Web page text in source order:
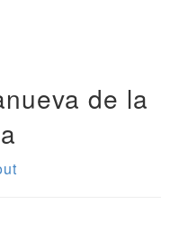
de la